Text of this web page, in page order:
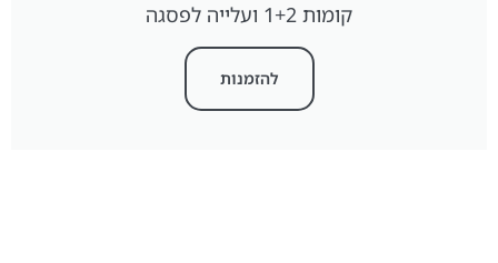
קומות 1+2 ועלייה לפסגה
להזמנות